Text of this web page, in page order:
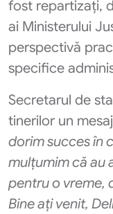
fost repartizați,
ai Ministerului
perspectivă
specifice
Secretarul de
tinerilor un
dorim succes în
mulțumim că au
pentru o vreme,
Bine ați venit,